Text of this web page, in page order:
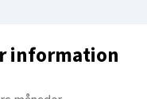
information